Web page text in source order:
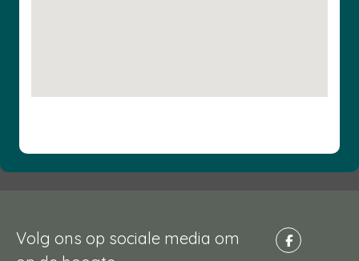
Volg ons op sociale media om